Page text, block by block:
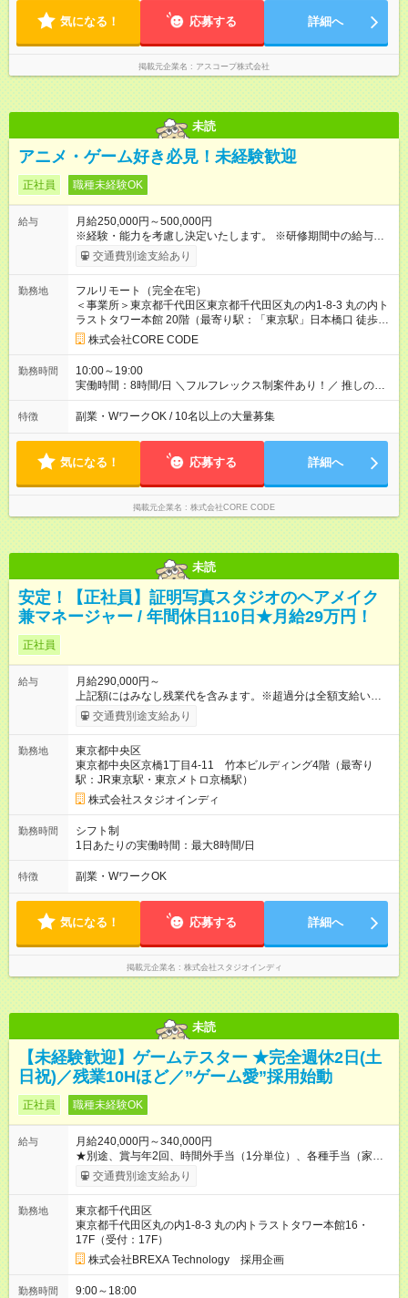
気になる！ 応募する 詳細へ
掲載元企業名 アスコープ株式会社
未読
アニメ・ゲーム好き必見！未経験歓迎
正社員 職種未経験OK
給与
月給250,000円～500,000円
※経験・能力を考慮し決定いたします。 ※研修期間中の給与は
月収21万円～となります。 （残業代は別途全額支給） 【試用期
間】試用期間あり 試用期間の長さ：6ヶ月 ※ 雇用形態と給与
（契約社員） 給与：月給 210,000円 ～ 500,000円 経験・能力を
考慮し決定いたします。 試用期間と研修期間は異なります ∟試
用期間：6ヶ月 ∟研修期間：12ヶ月 試用期間中の雇用形態は契
約社員となりますが、そのほか待遇は異なりません。 ■試用期間
中の給与は支社により異なります。 本求人では東京本社の給与
額を記載しています。 ■ 試用期間中・研修期間中は 住宅補助な
どの福利厚生が一部制限されます
交通費別途支給あり
勤務地
フルリモート（完全在宅）
＜事業所＞東京都千代田区東京都千代田区丸の内1-8-3 丸の内ト
ラストタワー本館 20階（最寄り駅：「東京駅」日本橋口 徒歩1
分）株式会社CORE CODE
勤務時間
10:00～19:00
実働時間：8時間/日 ＼フルフレックス制案件あり！／ 推しのア
ニメをいち早くチェックできる オンラインゲームの開始時間を
考慮しなくても良い◎ ◎実働8時間（休憩1時間） ◎プロジェク
特徴 副業・WワークOK / 10名以上の大量募集
気になる！ 応募する 詳細へ
掲載元企業名 株式会社CORE CODE
未読
安定！【正社員】証明写真スタジオのヘアメイク
兼マネージャー / 年間休日110日★月給29万円！
正社員
給与
月給290,000円～
上記額にはみなし残業代を含みます。※超過分は全額支給いたし
ます。 みなし残業代 72,314円／月 みなし残業時間 45時間／月
※試用期間は6ヶ月です。そのほかの条件に変更はありません。
給与は本採用時と同じです。
交通費別途支給あり
勤務地
東京都中央区
東京都中央区京橋1丁目4-11 竹本ビルディング4階（最寄り
駅：JR東京駅・東京メトロ京橋駅）
株式会社スタジオインディ
勤務時間
シフト制
1日あたりの実働時間：最大8時間/日
特徴 副業・WワークOK
気になる！ 応募する 詳細へ
掲載元企業名 株式会社スタジオインディ
未読
【未経験歓迎】ゲームテスター ★完全週休2日(土
日祝)／残業10Hほど／”ゲーム愛”採用始動
正社員 職種未経験OK
給与
月給240,000円～340,000円
★別途、賞与年2回、時間外手当（1分単位）、各種手当（家
族、赴任等）が支給されます。 ★スキル・経験年数・年齢等も
考慮し、話し合いの上で決定します。 【試用期間】試用期間あ
す。
交通費別途支給あり
勤務地
東京都千代田区
東京都千代田区丸の内1-8-3 丸の内トラストタワー本館16・
17F（受付：17F）
株式会社BREXA Technology 採用企画
勤務時間
9:00～18:00